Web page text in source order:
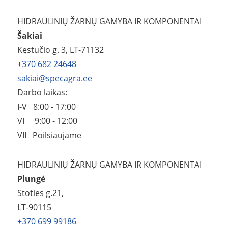
HIDRAULINIŲ ŽARNŲ GAMYBA IR KOMPONENTAI
Šakiai
Kęstučio g. 3, LT-71132
+370 682 24648
sakiai@specagra.ee
Darbo laikas:
I-V 8:00 - 17:00
VI 9:00 - 12:00
VII Poilsiaujame
HIDRAULINIŲ ŽARNŲ GAMYBA IR KOMPONENTAI
Plungė
Stoties g.21,
LT-90115
+370 699 99186